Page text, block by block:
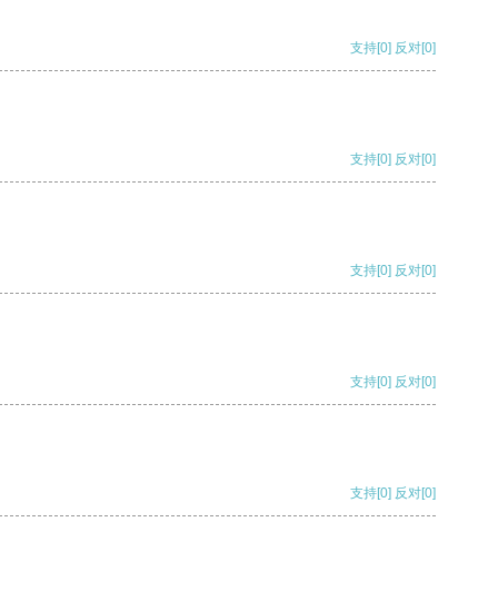
支持[0] 反对[0]
支持[0] 反对[0]
支持[0] 反对[0]
支持[0] 反对[0]
支持[0] 反对[0]